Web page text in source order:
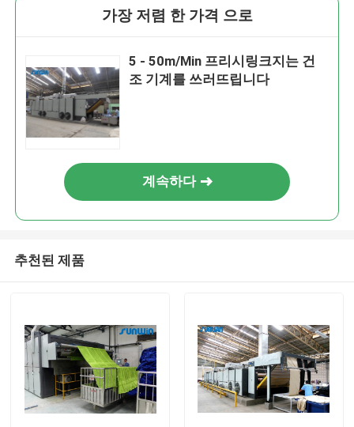
가장 저렴 한 가격 으로
5 - 50m/Min 프리시링크지는 건
조 기계를 쓰러뜨립니다
계속하다
추천된 제품